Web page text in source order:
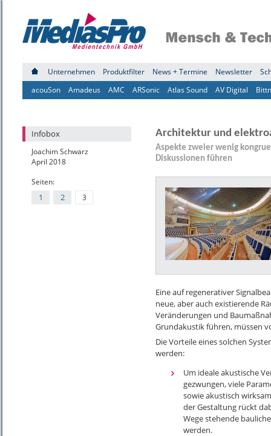
Unternehmen Produktfilter News + Termine Newsletter
acouSon
Amadeus AMC ARSonic Atlas Sound AV Digital
Infobox
Joachim Schwarz
April 2018
Seiten:
1 2 3
Architektur und
Aspekte zweier wenig
Diskussionen führen
Eine auf regenerativer
neue, aber auch existierende
Veränderungen und
Grundakustik führen, müssen
Die Vorteile eines solchen
werden:
Um ideale akustische
gezwungen, viele
sowie akustisch
der Gestaltung rückt
Wege stehende
werden.